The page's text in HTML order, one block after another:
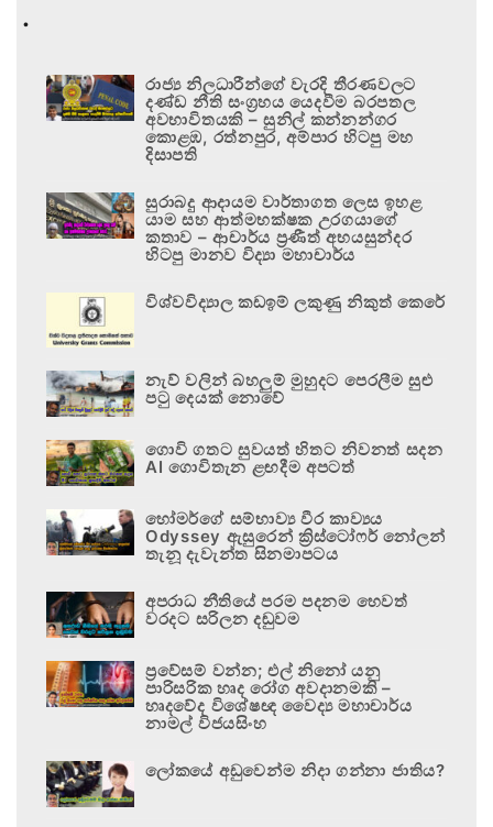
.
රාජ්‍ය නිලධාරීන්ගේ වැරදි තීරණවලට
දණ්ඩ නීති සංග්‍රහය යෙදවීම බරපතල
අවභාවිතයකි – සුනිල් කන්නන්ගර
කොළඹ, රත්නපුර, අම්පාර හිටපු මහ
දිසාපති
සුරාබදු ආදායම වාර්තාගත ලෙස ඉහළ
යාම සහ ආත්මභක්ෂක උරගයාගේ
කතාව – ආචාර්ය ප්‍රණීත් අභයසුන්දර
හිටපු මානව විද්‍යා මහාචාර්ය
විශ්වවිද්‍යාල කඩඉම් ලකුණු නිකුත් කෙරේ
නැව් වලින් බහලුම් මුහුදට පෙරලීම සුළු
පටු දෙයක් නොවේ
ගොවි ගතට සුවයත් හිතට නිවනත් සදන
AI ගොවිතැන ළඟදීම අපටත්
හෝමර්ගේ සම්භාව්‍ය වීර කාව්‍යය
Odyssey ඇසුරෙන් ක්‍රිස්ටෝෆර් නෝලන්
තැනූ දැවැන්ත සිනමාපටය
අපරාධ නීතියේ පරම පදනම හෙවත්
වරදට සරිලන දඬුවම
ප්‍රවේසම් වන්න; එල් නිනෝ යනු
පාරිසරික හෘද රෝග අවදානමකි –
හෘදවේද විශේෂඥ වෛද්‍ය මහාචාර්ය
නාමල් විජයසිංහ
ලෝකයේ අඩුවෙන්ම නිදා ගන්නා ජාතිය?